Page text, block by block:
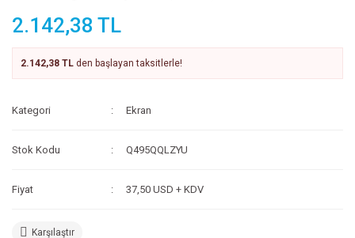
2.142,38 TL
2.142,38 TL den başlayan taksitlerle!
Kategori Ekran
Stok Kodu Q495QQLZYU
Fiyat 37,50 USD + KDV
Karşılaştır